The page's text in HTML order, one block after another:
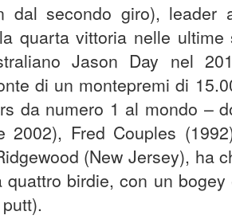
dal secondo giro), leader
quarta vittoria nelle
Jason Day nel
di un montepremi di
da numero 1 al mondo –
2002), Fred Couples
(New Jersey), ha
birdie, con un